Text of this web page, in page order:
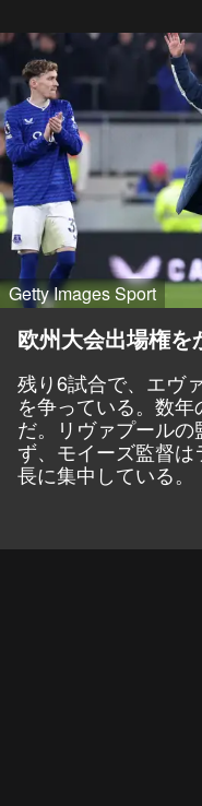
Getty Images Sport
欧州大会出場権を
残り6試合で、エヴ
を争っている。数
だ。リヴァプール
ず、モイーズ監督
長に集中している。